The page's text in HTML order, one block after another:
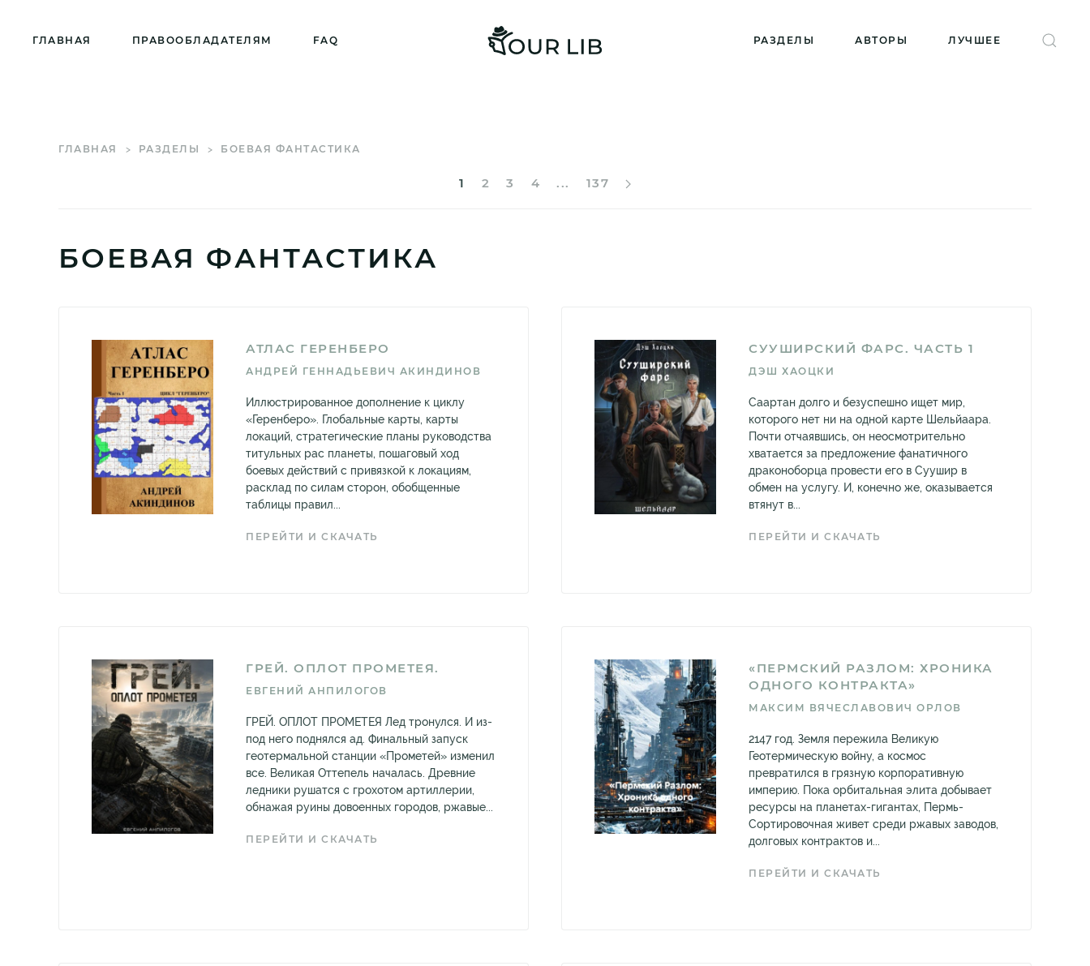
ГЛАВНАЯ ПРАВООБЛАДАТЕЛЯМ FAQ РАЗДЕЛЫ АВТОРЫ ЛУЧШЕЕ
ГЛАВНАЯ РАЗДЕЛЫ БОЕВАЯ ФАНТАСТИКА
1 2 3 4 ... 137
БОЕВАЯ ФАНТАСТИКА
АТЛАС ГЕРЕНБЕРО
АНДРЕЙ ГЕННАДЬЕВИЧ АКИНДИНОВ
Иллюстрированное дополнение к циклу
«Геренберо». Глобальные карты, карты
локаций, стратегические планы руководства
титульных рас планеты, пошаговый ход
боевых действий с привязкой к локациям,
расклад по силам сторон, обобщенные
таблицы правил...
ПЕРЕЙТИ И СКАЧАТЬ
СУУШИРСКИЙ ФАРС. ЧАСТЬ 1
ДЭШ ХАОЦКИ
Саартан долго и безуспешно ищет мир,
которого нет ни на одной карте Шельйаара.
Почти отчаявшись, он неосмотрительно
хватается за предложение фанатичного
драконоборца провести его в Суушир в
обмен на услугу. И, конечно же, оказывается
втянут в...
ПЕРЕЙТИ И СКАЧАТЬ
ГРЕЙ. ОПЛОТ ПРОМЕТЕЯ.
ЕВГЕНИЙ АНПИЛОГОВ
ГРЕЙ. ОПЛОТ ПРОМЕТЕЯ Лед тронулся. И из-
под него поднялся ад. Финальный запуск
геотермальной станции «Прометей» изменил
все. Великая Оттепель началась. Древние
ледники рушатся с грохотом артиллерии,
обнажая руины довоенных городов, ржавые...
ПЕРЕЙТИ И СКАЧАТЬ
«ПЕРМСКИЙ РАЗЛОМ: ХРОНИКА
ОДНОГО КОНТРАКТА»
МАКСИМ ВЯЧЕСЛАВОВИЧ ОРЛОВ
2147 год. Земля пережила Великую
Геотермическую войну, а космос
превратился в грязную корпоративную
империю. Пока орбитальная элита добывает
ресурсы на планетах-гигантах, Пермь-
Сортировочная живет среди ржавых заводов,
долговых контрактов и...
ПЕРЕЙТИ И СКАЧАТЬ